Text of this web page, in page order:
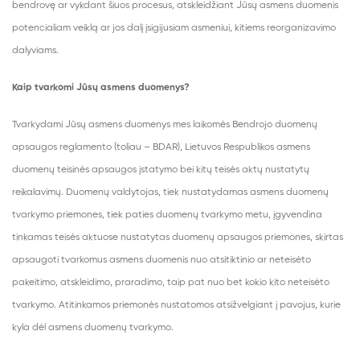
bendrovę ar vykdant šiuos procesus, atskleidžiant Jūsų asmens duomenis
potencialiam veiklą ar jos dalį įsigijusiam asmeniui, kitiems reorganizavimo
dalyviams.
Kaip tvarkomi Jūsų asmens duomenys?
Tvarkydami Jūsų asmens duomenys mes laikomės Bendrojo duomenų
apsaugos reglamento (toliau – BDAR), Lietuvos Respublikos asmens
duomenų teisinės apsaugos įstatymo bei kitų teisės aktų nustatytų
reikalavimų. Duomenų valdytojas, tiek nustatydamas asmens duomenų
tvarkymo priemones, tiek paties duomenų tvarkymo metu, įgyvendina
tinkamas teisės aktuose nustatytas duomenų apsaugos priemones, skirtas
apsaugoti tvarkomus asmens duomenis nuo atsitiktinio ar neteisėto
pakeitimo, atskleidimo, praradimo, taip pat nuo bet kokio kito neteisėto
tvarkymo. Atitinkamos priemonės nustatomos atsižvelgiant į pavojus, kurie
kyla dėl asmens duomenų tvarkymo.